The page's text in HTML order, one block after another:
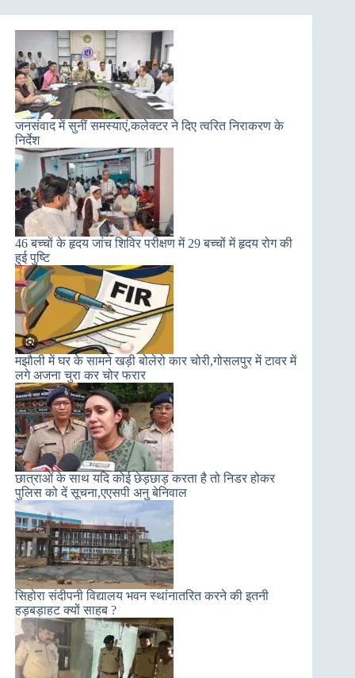
जनसंवाद में सुनीं समस्याएं,कलेक्टर ने दिए त्वरित निराकरण के
निर्देश
46 बच्चों के हृदय जांच शिविर परीक्षण में 29 बच्चों में हृदय रोग की
हुई पुष्टि
मझौली में घर के सामने खड़ी बोलेरो कार चोरी,गोसलपुर में टावर में
लगे अजना चुरा कर चोर फरार
छात्राओं के साथ यदि कोई छेड़छाड़ करता है तो निडर होकर
पुलिस को दें सूचना,एएसपी अनु बेनिवाल
सिहोरा संदीपनी विद्यालय भवन स्थांनातरित करने की इतनी
हड़बड़ाहट क्यों साहब ?